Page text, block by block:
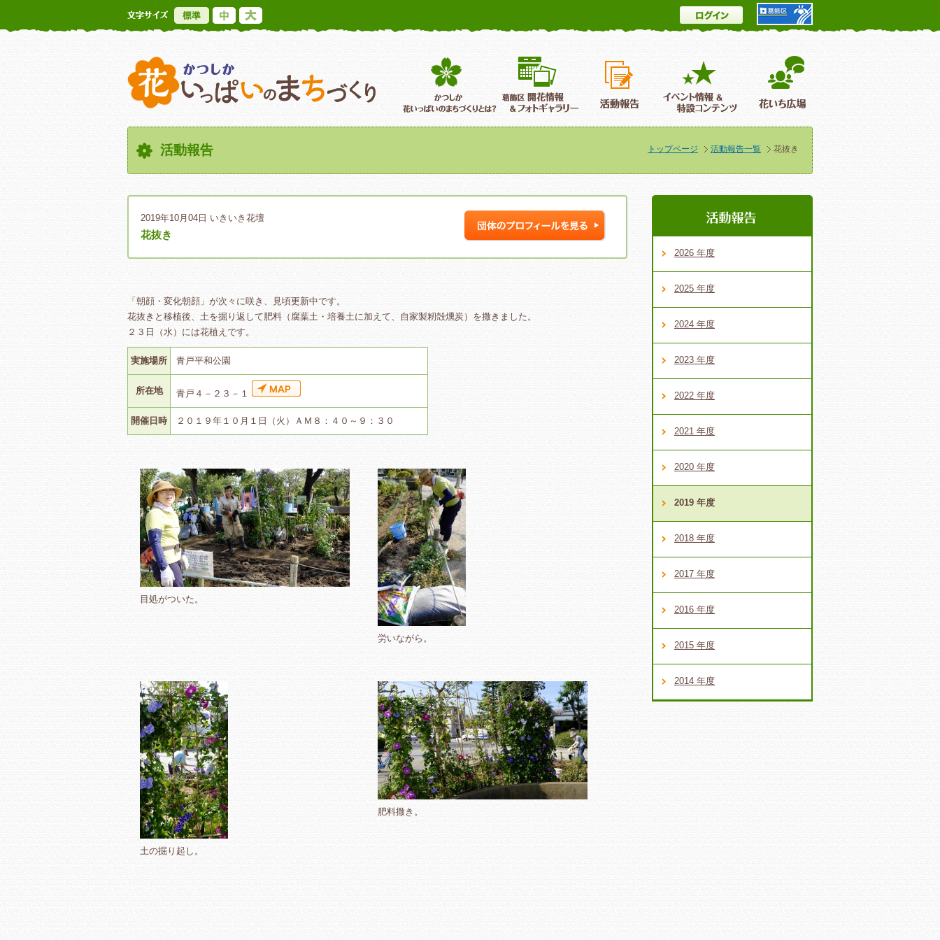
標準 ログイン
かつしか花いっぱいのまちづくり葛飾区花いっぱいのまちづくりとは葛飾区開花情報＆フォトギャラリー イベント情報 ＆特設コンテンツ
活動報告 トップページ 活動報告一覧 花抜き
2019年10月04日 いきいき花壇
花抜き
「朝顔・変化朝顔」が次々に咲き、見頃更新中です。
花抜きと移植後、土を掘り返して肥料（腐葉土・培養土に加えて、自家製籾殻燻炭）を撒きました。
２３日（水）には花植えです。
実施場所 青戸平和公園
所在地 青戸４－２３－１
開催日時 ２０１９年１０月１日（火）ＡＭ８：４０～９：３０
目処がついた。
労いながら。
土の掘り起し。
肥料撒き。
2026 年度
2025 年度
2024 年度
2023 年度
2022 年度
2021 年度
2020 年度
2019 年度
2018 年度
2017 年度
2016 年度
2015 年度
2014 年度